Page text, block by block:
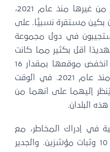
تشكلها روسيا وإيران أكثر من غيرها منذ عام 2021،
مستقرة نسبيًّا. على
في دول مجموعة
أقل بكثير مما كانت
عليه قبل أربع سنوات، حيث انخفض موقعها بمقدار 16
مركزًا في مؤشر المخاطر منذ عام 2021. في الوقت
يُنظر إليهما على أنهما من
البلدان.
في إدراك المخاطر، مع
ارتفاع 20 مؤشرًا وانخفاض 10 وثبات مؤشرَين. والجدير